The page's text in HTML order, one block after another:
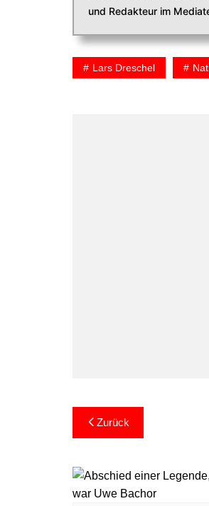
und Redakteur im
Lars Dreschel
Zurück